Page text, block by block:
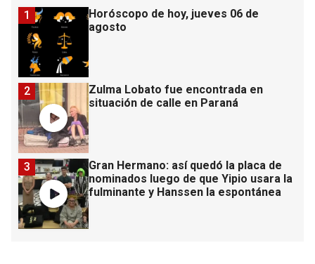
Horóscopo de hoy, jueves 06 de
agosto
1
Zulma Lobato fue encontrada en
situación de calle en Paraná
2
Gran Hermano: así quedó la placa de
nominados luego de que Yipio usara la
fulminante y Hanssen la espontánea
3